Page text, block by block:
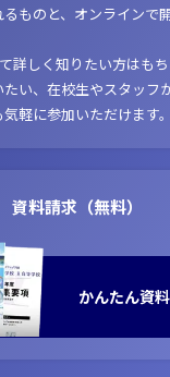
ものと、オンラインで
詳しく知りたい方はも
い、在校生やスタッフ
軽に参加いただけます。
資料請求（無料）
かんたん資